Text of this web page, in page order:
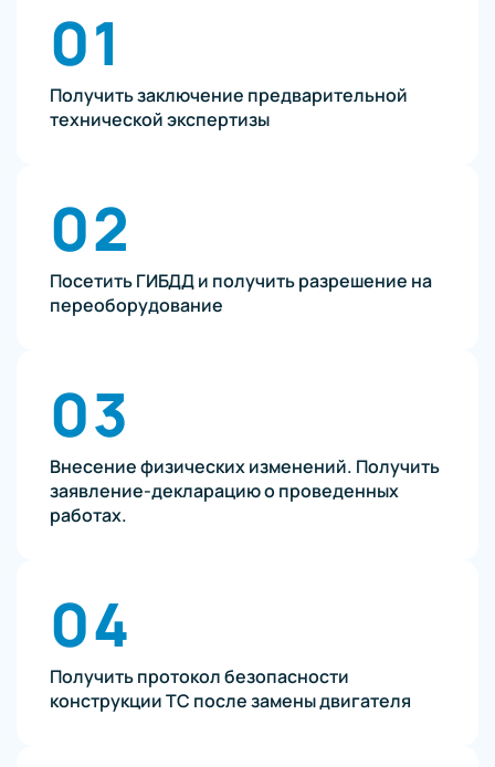
01
Получить заключение предварительной
технической экспертизы
02
Посетить ГИБДД и получить разрешение на
переоборудование
03
Внесение физических изменений. Получить
заявление-декларацию о проведенных
работах.
04
Получить протокол безопасности
конструкции ТС после замены двигателя